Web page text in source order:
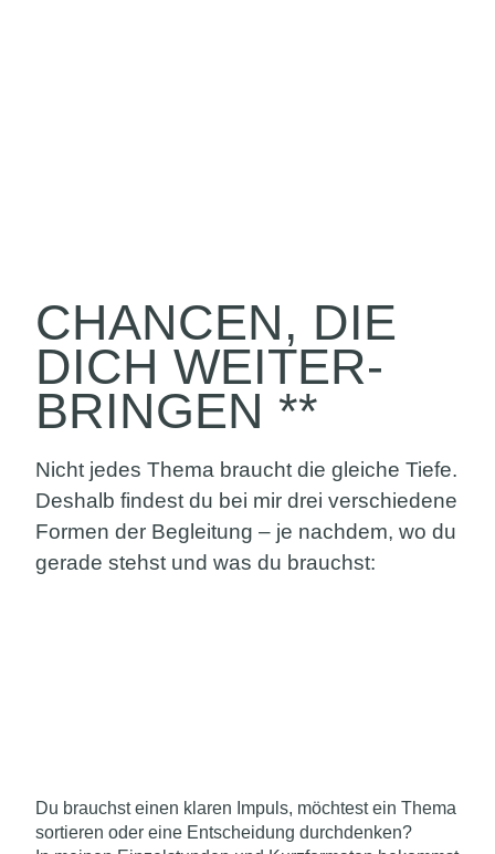
CHANCEN, DIE
DICH WEITER­
BRINGEN **
Nicht jedes Thema braucht die gleiche Tiefe.
Deshalb findest du bei mir drei verschiedene
Formen der Begleitung – je nachdem, wo du
gerade stehst und was du brauchst:
Du brauchst einen klaren Impuls, möchtest ein Thema
sortieren oder eine Entscheidung durchdenken?